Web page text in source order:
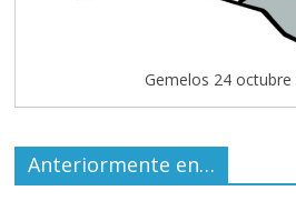
Gemelos 24 octubre
Anteriormente en…